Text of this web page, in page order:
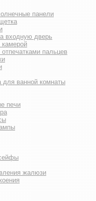
панели
входную дверь
пальцев
для ванной комнаты
печи
жалюзи